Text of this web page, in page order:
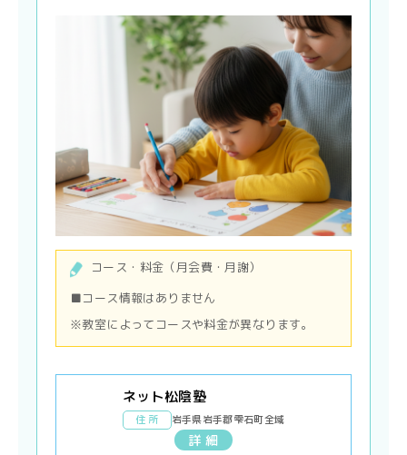
コース・料金（月会費・月謝）
■コース情報はありません
※教室によってコースや料金が異なります。
ネット松陰塾
住 所 岩手県岩手郡雫石町全域
詳 細